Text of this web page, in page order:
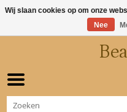
Wij slaan cookies op om onze
Nee